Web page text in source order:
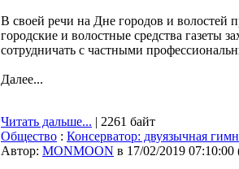
В своей речи на Дне городов и волостей
городские и волостные средства газеты
сотрудничать с частными
Далее...
Читать дальше... | 2261 байт
Общество : Консерватор: двуязычная
Автор: MONMOON в 17/02/2019 07:10:00